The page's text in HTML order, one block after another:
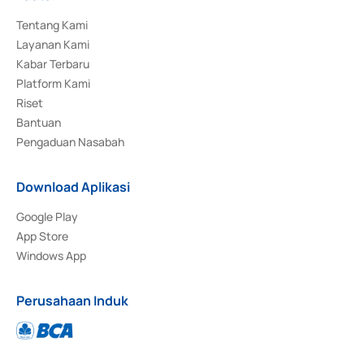
Tentang Kami
Layanan Kami
Kabar Terbaru
Platform Kami
Riset
Bantuan
Pengaduan Nasabah
Download Aplikasi
Google Play
App Store
Windows App
Perusahaan Induk